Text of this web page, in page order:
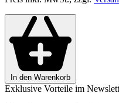
In den Warenkorb
Exklusive Vorteile im